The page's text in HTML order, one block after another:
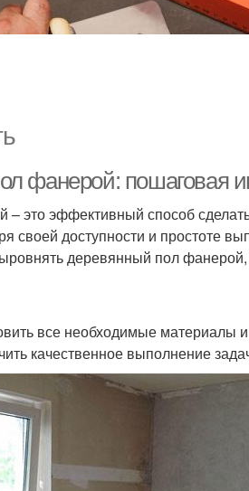
фанерой: пошаговая
это эффективный способ
своей доступности и простоте
деревянный пол
все необходимые материалы
качественное выполнение